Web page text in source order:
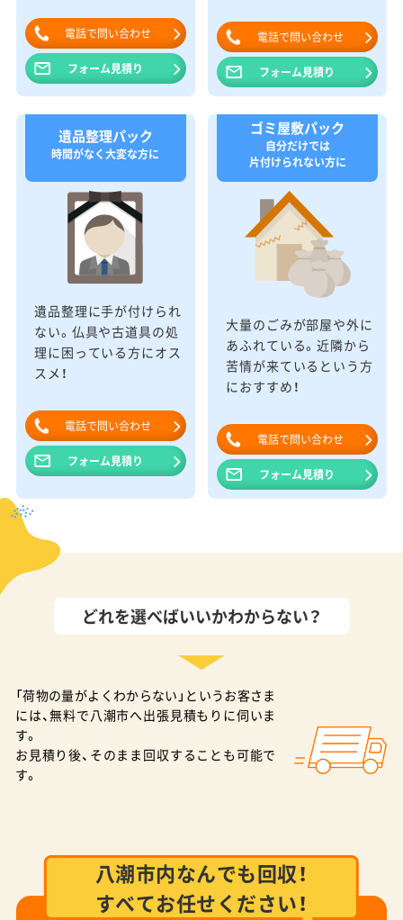
電話で問い合わせ
フォーム見積り
電話で問い合わせ
フォーム見積り
遺品整理パック
時間がなく大変な方に
遺品整理に手が付けられ
ない。仏具や古道具の処
理に困っている方にオス
スメ！
電話で問い合わせ
フォーム見積り
ゴミ屋敷パック
自分だけでは
片付けられない方に
大量のごみが部屋や外に
あふれている。近隣から
苦情が来ているという方
におすすめ！
電話で問い合わせ
フォーム見積り
どれを選べばいいかわからない？
「荷物の量がよくわからない」というお客さま
には、無料で八潮市へ出張見積もりに伺いま
す。
お見積り後、そのまま回収することも可能で
す。
八潮市内なんでも回収！
すべてお任せください！